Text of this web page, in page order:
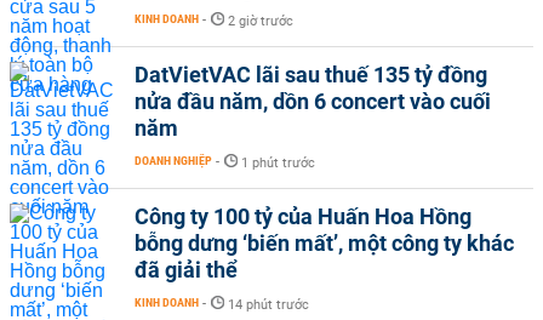
KINH DOANH - 2 giờ trước
DatVietVAC lãi sau thuế 135 tỷ đồng
nửa đầu năm, dồn 6 concert vào cuối
năm
DOANH NGHIỆP - 1 phút trước
Công ty 100 tỷ của Huấn Hoa Hồng
bỗng dưng ‘biến mất’, một công ty khác
đã giải thể
KINH DOANH - 14 phút trước